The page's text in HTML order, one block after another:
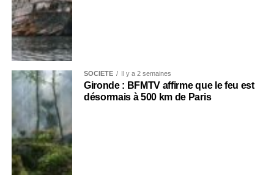
SOCIÉTÉ Il y a 2 semaines
Gironde : BFMTV affirme que le feu est
désormais à 500 km de Paris